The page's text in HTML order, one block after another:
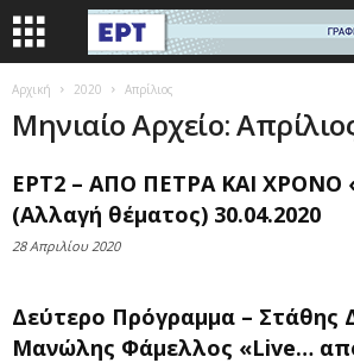
Αρχική 2020 Απρίλιος
Μηνιαίο Αρχείο:
ΕΡΤ2 – ΑΠΟ ΠΕΤΡΑ ΚΑΙ ΧΡΟΝΟ
(Αλλαγή θέματος) 30.04.2020
28 Απριλίου 2020
Δεύτερο Πρόγραμμα – Στάθης
Μανώλης Φάμελλος «Live…